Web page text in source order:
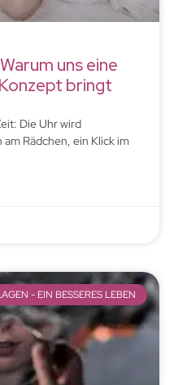
uns eine
bringt
Die Uhr wird
Rädchen, ein Klick im
- EIN BESSERES LEBEN